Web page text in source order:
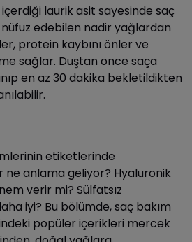
içerdiği laurik asit sayesinde saç
edebilen nadir yağlardan
protein kaybını önler ve
sağlar. Duştan önce saça
en az 30 dakika bekletildikten
etiketlerinde
ne anlama geliyor? Hyaluronik
verir mi? Sülfatsız
iyi? Bu bölümde, saç bakım
popüler içerikleri mercek